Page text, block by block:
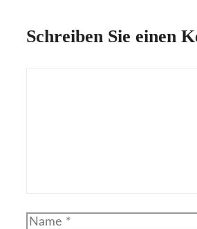
Schreiben Sie einen
Name